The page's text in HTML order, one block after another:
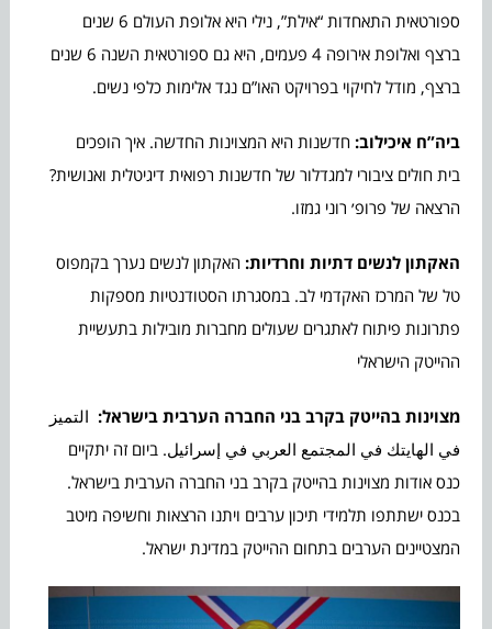
ספורטאית התאחדות “אילת”, נילי היא אלופת העולם 6 שנים
ברצף ואלופת אירופה 4 פעמים, היא גם ספורטאית השנה 6 שנים
ברצף, מודל לחיקוי בפרויקט האו”ם נגד אלימות כלפי נשים.
ביה”ח איכילוב: חדשנות היא המצוינות החדשה. איך הופכים
בית חולים ציבורי למגדלור של חדשנות רפואית דיגיטלית ואנושית?
הרצאה של פרופ׳ רוני גמזו.
האקתון לנשים דתיות וחרדיות: האקתון לנשים נערך בקמפוס
טל של המרכז האקדמי לב. במסגרתו הסטודנטיות מספקות
פתרונות פיתוח לאתגרים שעולים מחברות מובילות בתעשיית
ההייטק הישראלי
מצוינות בהייטק בקרב בני החברה הערבית בישראל: التميز
في الهايتك في المجتمع العربي في إسرائيل. ביום זה יתקיים
כנס אודות מצוינות בהייטק בקרב בני החברה הערבית בישראל.
בכנס ישתתפו תלמידי תיכון ערבים ויתנו הרצאות וחשיפה מיטב
המצטיינים הערבים בתחום ההייטק במדינת ישראל.